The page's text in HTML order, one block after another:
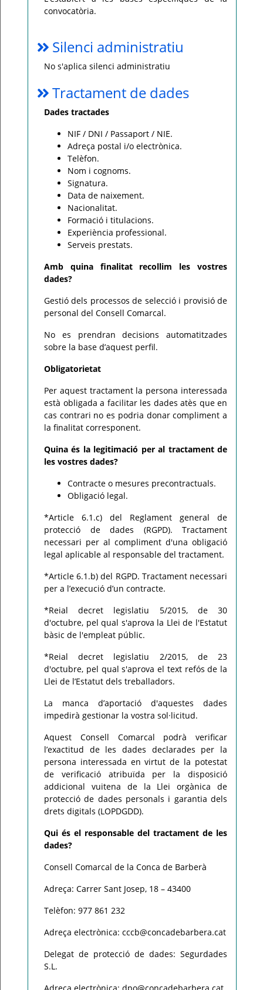
convocatòria.
Silenci administratiu
No s'aplica silenci administratiu
Tractament de dades
Dades tractades
NIF / DNI / Passaport / NIE.
Adreça postal i/o electrònica.
Telèfon.
Nom i cognoms.
Signatura.
Data de naixement.
Nacionalitat.
Formació i titulacions.
Experiència professional.
Serveis prestats.
Amb quina finalitat recollim les vostres
dades?
Gestió dels processos de selecció i provisió de
personal del Consell Comarcal.
No es prendran decisions automatitzades
sobre la base d’aquest perfil.
Obligatorietat
Per aquest tractament la persona interessada
està obligada a facilitar les dades atès que en
cas contrari no es podria donar compliment a
la finalitat corresponent.
Quina és la legitimació per al tractament de
les vostres dades?
Contracte o mesures precontractuals.
Obligació legal.
*Article 6.1.c) del Reglament general de
protecció de dades (RGPD). Tractament
necessari per al compliment d'una obligació
legal aplicable al responsable del tractament.
*Article 6.1.b) del RGPD. Tractament necessari
per a l’execució d’un contracte.
*Reial decret legislatiu 5/2015, de 30
d'octubre, pel qual s'aprova la Llei de l'Estatut
bàsic de l'empleat públic.
*Reial decret legislatiu 2/2015, de 23
d'octubre, pel qual s'aprova el text refós de la
Llei de l’Estatut dels treballadors.
La manca d’aportació d'aquestes dades
impedirà gestionar la vostra sol·licitud.
Aquest Consell Comarcal podrà verificar
l’exactitud de les dades declarades per la
persona interessada en virtut de la potestat
de verificació atribuïda per la disposició
addicional vuitena de la Llei orgànica de
protecció de dades personals i garantia dels
drets digitals (LOPDGDD).
Qui és el responsable del tractament de les
dades?
Consell Comarcal de la Conca de Barberà
Adreça: Carrer Sant Josep, 18 – 43400
Telèfon: 977 861 232
Adreça electrònica: cccb@concadebarbera.cat
Delegat de protecció de dades: Segurdades
S.L.
Adreça electrònica: dpo@concadebarbera.cat